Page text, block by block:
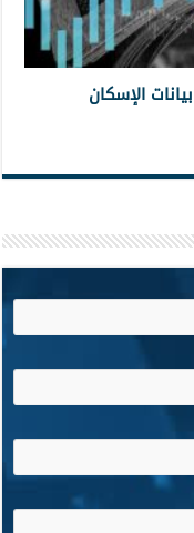
الإسكان